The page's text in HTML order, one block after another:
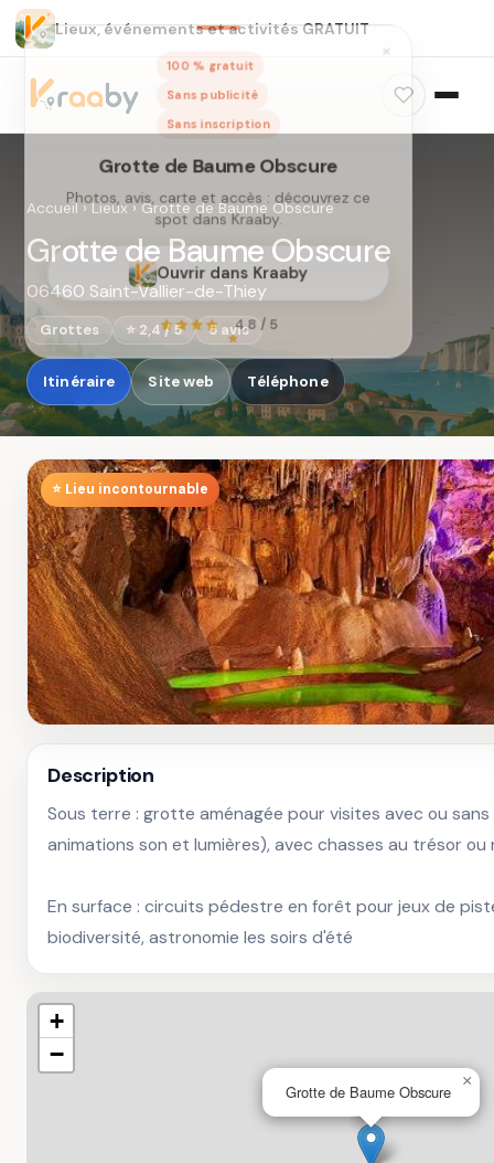
Lieux, événements et activités GRATUIT
×
100 % gratuit
Sans publicité
Grotte de Baume Obscure
Photos, avis, carte et accès : découvrez ce
spot dans Kraaby.
Ouvrir dans Kraaby
4,8 / 5
Accueil›Lieux›Grotte de Baume Obscure
Grotte de Baume Obscure
06460 Saint-Vallier-de-Thiey
Grottes ⭐ 2,4 / 5 5 avis
Itinéraire Site web Téléphone
⭐ Lieu incontournable
Description
Sous terre : grotte aménagée pour visites avec ou
animations son et lumières), avec chasses au trésor
En surface : circuits pédestre en forêt pour jeux de
biodiversité, astronomie les soirs d'été
Grotte de Baume Obscure
×
+
−